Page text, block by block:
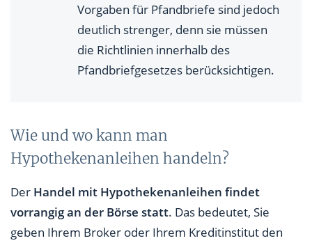
Vorgaben für Pfandbriefe sind jedoch
deutlich strenger, denn sie müssen
die Richtlinien innerhalb des
Pfandbriefgesetzes berücksichtigen.
Wie und wo kann man
Hypothekenanleihen handeln?
Der Handel mit Hypothekenanleihen findet
vorrangig an der Börse statt. Das bedeutet, Sie
geben Ihrem Broker oder Ihrem Kreditinstitut den